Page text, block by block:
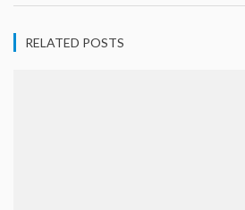
RELATED POSTS